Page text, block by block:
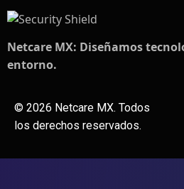
Netcare MX: Diseñamos
entorno.
© 2026 Netcare MX. Todos
los derechos reservados.